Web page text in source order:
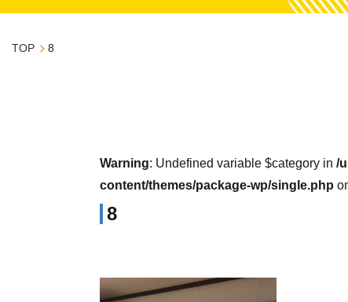
TOP 8
Warning: Undefined variable $category in /
content/themes/package-wp/single.php
8